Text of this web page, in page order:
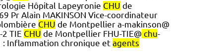
Hôpital Lapeyronie CHU de
Pr Alain MAKINSON Vice-coordinateur
CHU de Montpellier a-makinson@
TIE CHU de Montpellier FHU-TIE@ chu-
: Inflammation chronique et agents